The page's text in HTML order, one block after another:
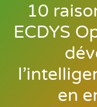
10
ECDYS
en